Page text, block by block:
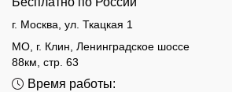
г. Москва, ул. Ткацкая 1
МО, г. Клин, Ленинградское шоссе
88км, стр. 63
Время работы: